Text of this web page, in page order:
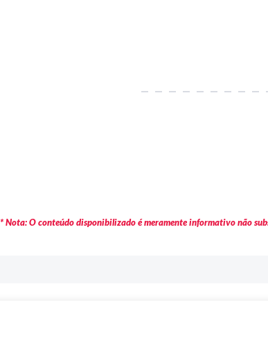
* Nota: O conteúdo disponibilizado é meramente informativo não